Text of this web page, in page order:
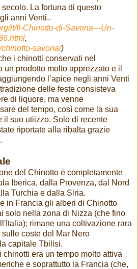
La fortuna di questo
anni Venti..
it/Il-Chinotto-di-Savona---Un-
,
savona/)
i chinotti conservati nel
un prodotto molto apprezzato e il
l’apice negli anni Venti
delle feste consisteva
di liquore, ma venne
del tempo, così come la sua
il suo utiizzo. Solo di recente
riportate alla ribalta grazie
del Chinotto è completamente
Iberica, dalla Provenza, dal Nord
Turchia e dalla Siria.
in Francia gli alberi di Chinotto
solo nella zona di Nizza (che fino
rimane una coltivazione rara
coste del Mar Nero
capitale Tbilisi.
chinotti era un tempo molto attiva
e soprattutto la Francia (che,